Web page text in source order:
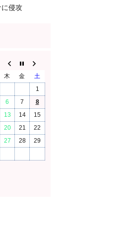
に侵攻
木 金
土
1
6 7
8
13 14
15
20 21
22
27 28
29